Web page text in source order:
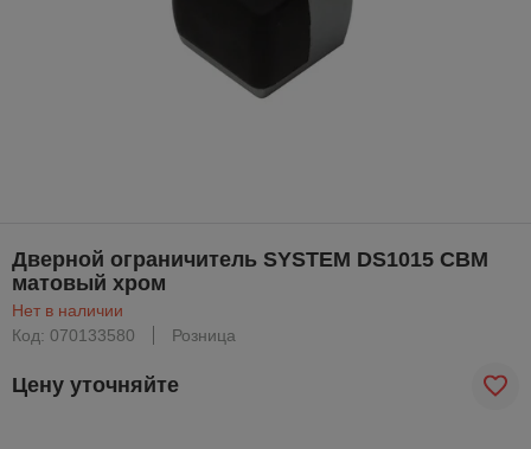
Дверной ограничитель SYSTEM DS1015 CBM
матовый хром
Нет в наличии
Код: 070133580
Розница
Цену уточняйте